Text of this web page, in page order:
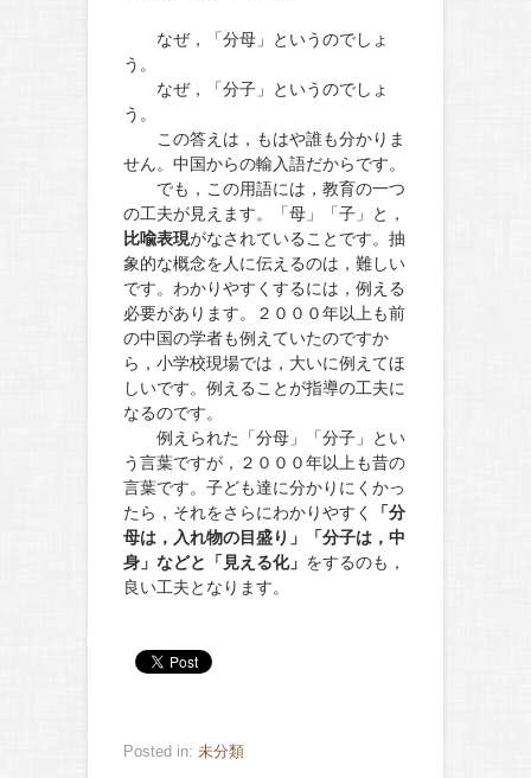
なぜ，「分母」というのでしょ
う。
なぜ，「分子」というのでしょ
う。
この答えは，もはや誰も分かりま
せん。中国からの輸入語だからです。
でも，この用語には，教育の一つ
の工夫が見えます。「母」「子」と，
比喩表現がなされていることです。抽
象的な概念を人に伝えるのは，難しい
です。わかりやすくするには，例える
必要があります。２０００年以上も前
の中国の学者も例えていたのですか
ら，小学校現場では，大いに例えてほ
しいです。例えることが指導の工夫に
なるのです。
例えられた「分母」「分子」とい
う言葉ですが，２０００年以上も昔の
言葉です。子ども達に分かりにくかっ
たら，それをさらにわかりやすく
「分
母は，入れ物の目盛り」「分子は，中
身」などと「見える化」 をするのも，
良い工夫となります。
Posted in: 未分類